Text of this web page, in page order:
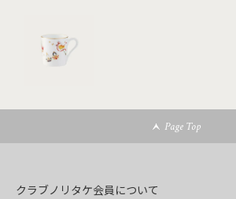
Page Top
クラブノリタケ会員について